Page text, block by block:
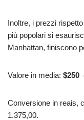
Inoltre, i prezzi
più popolari si
Manhattan, finiscono
Valore in media: $250
Conversione in reais,
1.375,00.